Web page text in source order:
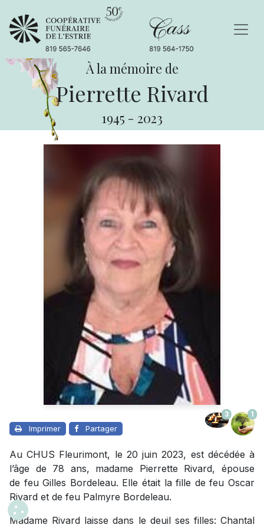
À la mémoire de
Pierrette Rivard
1945 - 2023
Imprimer Partager
3 1
Au CHUS Fleurimont, le 20 juin 2023, est décédée à
l’âge de 78 ans, madame Pierrette Rivard, épouse
de feu Gilles Bordeleau. Elle était la fille de feu Oscar
Rivard et de feu Palmyre Bordeleau.
Madame Rivard laisse dans le deuil ses filles: Chantal